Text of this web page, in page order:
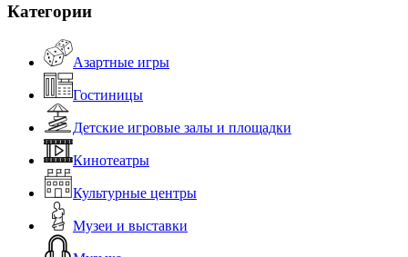
Категории
Азартные игры
Гостиницы
Детские игровые залы и площадки
Кинотеатры
Культурные центры
Музеи и выставки